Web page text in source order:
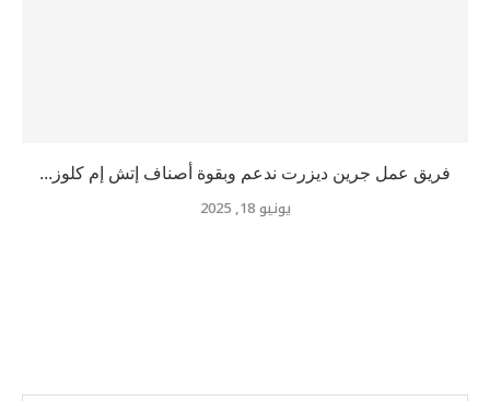
فريق عمل جرين ديزرت ندعم وبقوة أصناف إتش إم كلوز...
يونيو 18, 2025